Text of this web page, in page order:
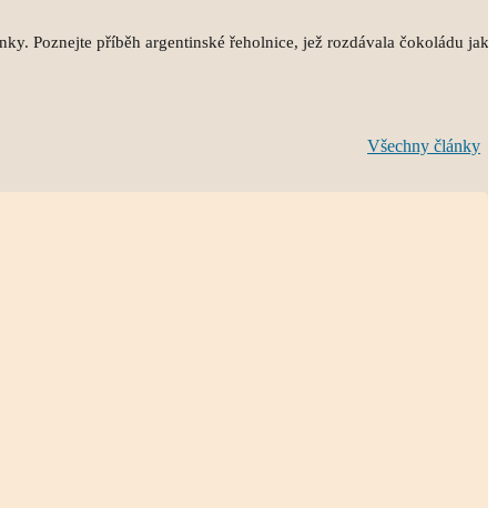
Poznejte příběh argentinské řeholnice, jež rozdávala čokoládu jako
Všechny články